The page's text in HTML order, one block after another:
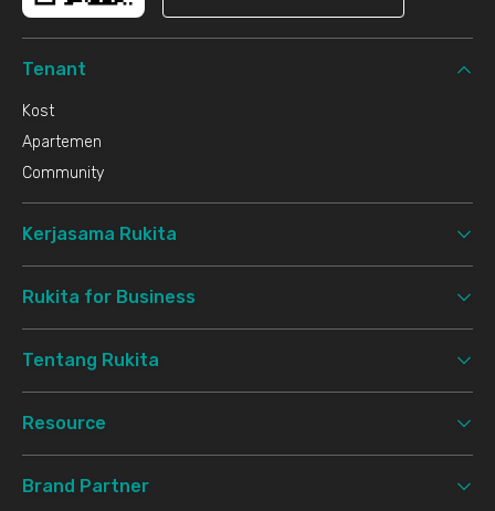
Tenant
Kost
Apartemen
Community
Kerjasama Rukita
Rukita for Business
Tentang Rukita
Resource
Brand Partner